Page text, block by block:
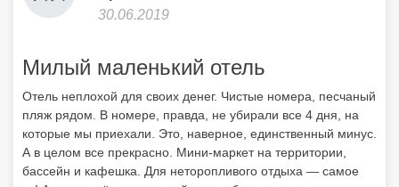
то! А если ещё и с машиной, то вообще прекрасно.
Отдыхайте с друзьями:Поделитесь с ними
найденным туром.